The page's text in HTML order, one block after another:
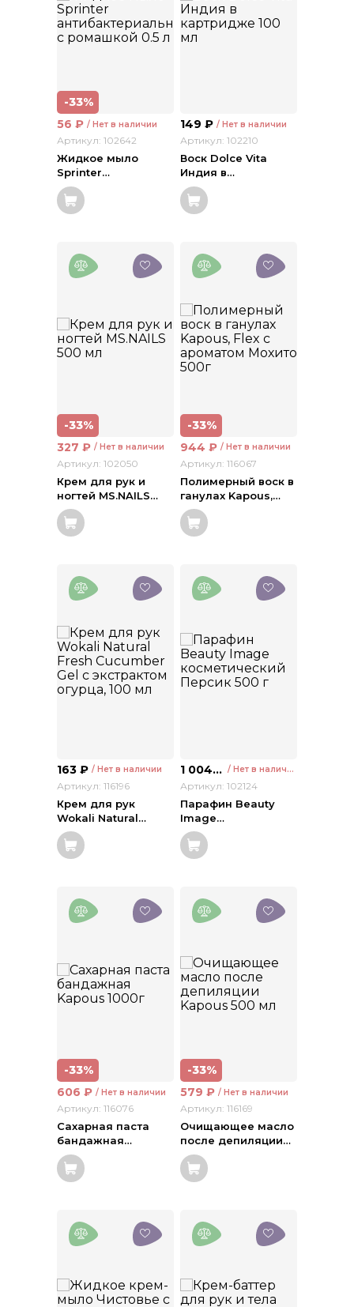
-33%
56 ₽ / Нет в наличии
Артикул: 102642
Жидкое мыло
Sprinter…
149 ₽ / Нет в наличии
Артикул: 102210
Воск Dolce Vita
Индия в…
-33%
327 ₽ / Нет в наличии
Артикул: 102050
Крем для рук и
ногтей MS.NAILS…
-33%
944 ₽ / Нет в наличии
Артикул: 116067
Полимерный воск в
ганулах Kapous,…
163 ₽ / Нет в наличии
Артикул: 116196
Крем для рук
Wokali Natural…
1 004
₽ / Нет в наличии
Артикул: 102124
Парафин Beauty
Image…
-33%
606 ₽ / Нет в наличии
Артикул: 116076
Сахарная паста
бандажная…
-33%
579 ₽ / Нет в наличии
Артикул: 116169
Очищающее масло
после депиляции…